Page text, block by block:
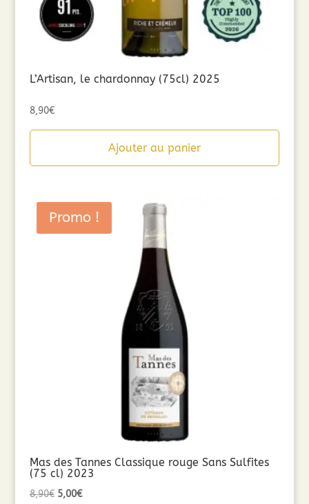
L’Artisan, le chardonnay (75cl) 2025
8,90€
Ajouter au panier
Promo !
Mas des Tannes Classique rouge Sans Sulfites
(75 cl) 2023
8,90€ Le
5,00€Le